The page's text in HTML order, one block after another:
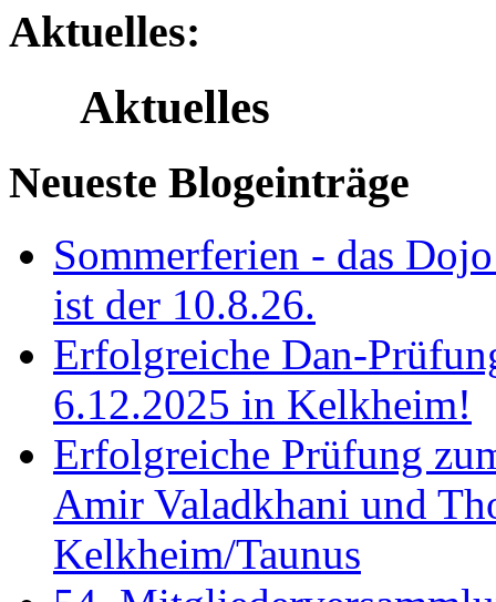
Aktuelles:
Aktuelles
Neueste Blogeinträge
Sommerferien - das
ist der 10.8.26.
Erfolgreiche Dan-
6.12.2025 in Kelkheim!
Erfolgreiche Prüfung
Amir Valadkhani und
Kelkheim/Taunus